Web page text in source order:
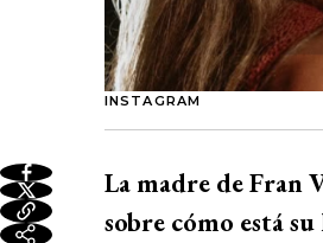
INSTAGRAM
La madre de Fran
sobre cómo está